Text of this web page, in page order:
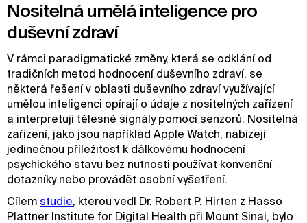
Nositelná umělá inteligence pro
duševní zdraví
V rámci paradigmatické změny, která se odklání od
tradičních metod hodnocení duševního zdraví, se
některá řešení v oblasti duševního zdraví využívající
umělou inteligenci opírají o údaje z nositelných zařízení
a interpretují tělesné signály pomocí senzorů. Nositelná
zařízení, jako jsou například Apple Watch, nabízejí
jedinečnou příležitost k dálkovému hodnocení
psychického stavu bez nutnosti používat konvenční
dotazníky nebo provádět osobní vyšetření.
Cílem studie, kterou vedl Dr. Robert P. Hirten z Hasso
Plattner Institute for Digital Health při Mount Sinai, bylo